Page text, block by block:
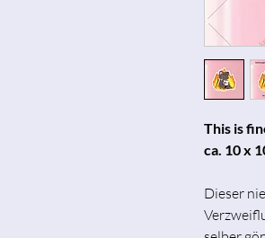
This is
ca. 10 x
Dieser